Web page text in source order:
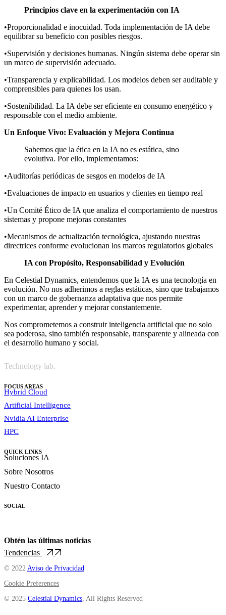
Principios clave en la experimentación con IA
•Proporcionalidad e inocuidad. Toda implementación de IA debe
equilibrar su beneficio con posibles riesgos.
•Supervisión y decisiones humanas. Ningún sistema debe operar sin
un marco de supervisión adecuado.
•Transparencia y explicabilidad. Los modelos deben ser auditable y
comprensibles para quienes los usan.
•Sostenibilidad. La IA debe ser eficiente en consumo energético y
responsable con el medio ambiente.
Un Enfoque Vivo: Evaluación y Mejora Continua
Sabemos que la ética en la IA no es estática, sino
evolutiva. Por ello, implementamos:
•Auditorías periódicas de sesgos en modelos de IA
•Evaluaciones de impacto en usuarios y clientes en tiempo real
•Un Comité Ético de IA que analiza el comportamiento de nuestros
sistemas y propone mejoras constantes
•Mecanismos de actualización tecnológica, ajustando nuestras
directrices conforme evolucionan los marcos regulatorios globales
IA con Propósito, Responsabilidad y Evolución
En Celestial Dynamics, entendemos que la IA es una tecnología en
evolución. No nos adherimos a reglas estáticas, sino que trabajamos
con un marco de gobernanza adaptativa que nos permite
experimentar, aprender y mejorar constantemente.
Nos comprometemos a construir inteligencia artificial que no solo
sea poderosa, sino también responsable, transparente y alineada con
el desarrollo humano y social.
Technology lab.
FOCUS AREAS
Hybrid Cloud
Artificial Intelligence
Nvidia AI Enterprise
HPC
QUICK LINKS
Soluciones IA
Sobre Nosotros
Nuestro Contacto
SOCIAL
Obtén las últimas noticias
Tendencias
© 2022 Aviso de Privacidad
Cookie Preferences
© 2025 Celestial Dynamics, All Rights Reserved